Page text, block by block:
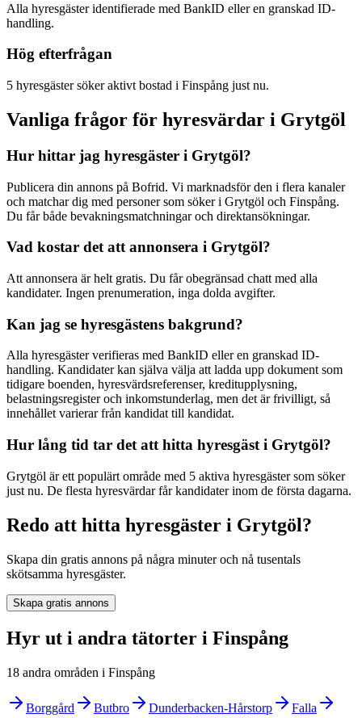
Alla hyresgäster identifierade med BankID eller en granskad ID-
handling.
Hög efterfrågan
5 hyresgäster söker aktivt bostad i Finspång just nu.
Vanliga frågor för hyresvärdar i Grytgöl
Hur hittar jag hyresgäster i Grytgöl?
Publicera din annons på Bofrid. Vi marknadsför den i flera kanaler
och matchar dig med personer som söker i Grytgöl och Finspång.
Du får både bevakningsmatchningar och direktansökningar.
Vad kostar det att annonsera i Grytgöl?
Att annonsera är helt gratis. Du får obegränsad chatt med alla
kandidater. Ingen prenumeration, inga dolda avgifter.
Kan jag se hyresgästens bakgrund?
Alla hyresgäster verifieras med BankID eller en granskad ID-
handling. Kandidater kan själva välja att ladda upp dokument som
tidigare boenden, hyresvärdsreferenser, kreditupplysning,
belastningsregister och inkomstunderlag, men det är frivilligt, så
innehållet varierar från kandidat till kandidat.
Hur lång tid tar det att hitta hyresgäst i Grytgöl?
Grytgöl är ett populärt område med 5 aktiva hyresgäster som söker
just nu. De flesta hyresvärdar får kandidater inom de första dagarna.
Redo att hitta hyresgäster i Grytgöl?
Skapa din gratis annons på några minuter och nå tusentals
skötsamma hyresgäster.
Skapa gratis annons
Hyr ut i andra tätorter i Finspång
18 andra områden i Finspång
Borggård Butbro Dunderbacken-Hårstorp Falla